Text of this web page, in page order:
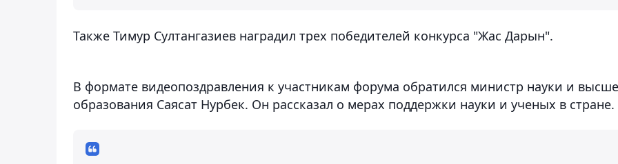
Также Тимур Султангазиев наградил трех победителей конкурса "Жас Дарын".
В формате видеопоздравления к участникам форума обратился министр науки и
образования Саясат Нурбек. Он рассказал о мерах поддержки науки и ученых в стране.